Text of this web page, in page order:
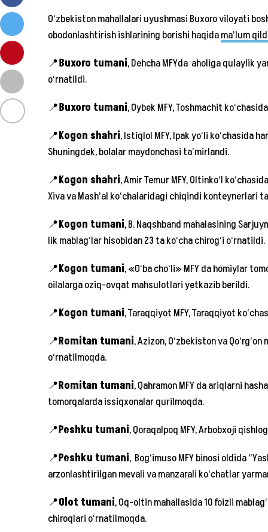
O‘zbekiston mahallalari uyushmasi Buxoro viloyati
obodonlashtirish ishlarining borishi haqidama’lum
📍Buxoro tumani, Dehcha MFYda aholiga qulaylik
o‘rnatildi.
📍Buxoro tumani, Oybek MFY, Toshmachit
📍Kogon shahri, Istiqlol MFY, Ipak yo‘li ko‘chasida
Shuningdek, bolalar maydonchasi ta’mirlandi.
📍Kogon shahri, Amir Temur MFY, Oltinko‘l
Xiva va Mash’al ko‘chalaridagi chiqindi konteynerlari
📍Kogon tumani, B. Naqshband mahalasining
lik mablag‘lar hisobidan 23 ta ko‘cha chirog‘i o‘rnatildi.
📍Kogon tumani, «O‘ba cho‘li» MFY da homiylar
oilalarga oziq-ovqat mahsulotlari yetkazib berildi.
📍Kogon tumani, Taraqqiyot MFY, Taraqqiyot
📍Romitan tumani, Azizon, O‘zbekiston va
o‘rnatilmoqda.
📍Romitan tumani, Qahramon MFY da ariqlarni
tomorqalarda issiqxonalar qurilmoqda.
📍Peshku tumani, Qoraqalpoq MFY, Arbobxoji
📍Peshku tumani, Bog‘imuso MFY binosi oldida
arzonlashtirilgan mevali va manzarali ko‘chatlar
📍Olot tumani, Oq-oltin mahallasida 10 foizli
chiroqlari o‘rnatilmoqda.